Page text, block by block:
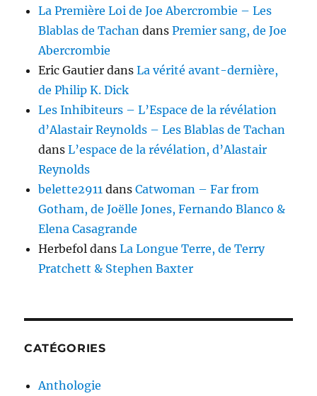
La Première Loi de Joe Abercrombie – Les
Blablas de Tachan dansPremier sang, de Joe
Abercrombie
Eric Gautier dansLa vérité avant-dernière,
de Philip K. Dick
Les Inhibiteurs – L’Espace de la révélation
d’Alastair Reynolds – Les Blablas de Tachan
dansL’espace de la révélation, d’Alastair
Reynolds
belette2911 dansCatwoman – Far from
Gotham, de Joëlle Jones, Fernando Blanco &
Elena Casagrande
Herbefol dansLa Longue Terre, de Terry
Pratchett & Stephen Baxter
CATÉGORIES
Anthologie